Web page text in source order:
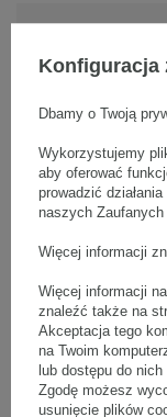
Komplet szarych
Wymiary
wysokość)
Opakowanie
380 g/m2
Konfiguracja
Dbamy o Twoją
Wykorzystujemy
aby oferować
prowadzić
naszych Zaufanych
Więcej informacji
Więcej informacji
znaleźć także na
Akceptacja tego
na Twoim
lub dostępu do
Zgodę możesz
usunięcie plików